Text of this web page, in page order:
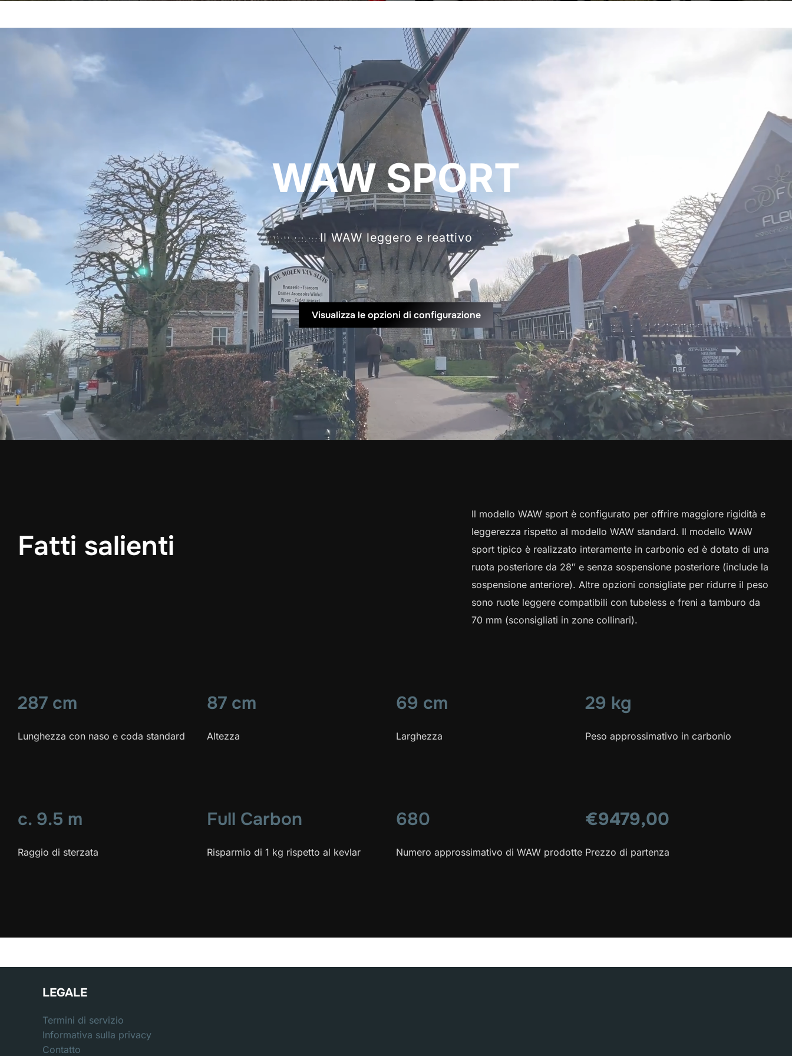
WAW SPORT
Il WAW leggero e reattivo
Visualizza le opzioni di configurazione
Fatti salienti
Il modello WAW sport è configurato per offrire maggiore rigidità e
leggerezza rispetto al modello WAW standard. Il modello WAW
sport tipico è realizzato interamente in carbonio ed è dotato di una
ruota posteriore da 28″ e senza sospensione posteriore (include la
sospensione anteriore). Altre opzioni consigliate per ridurre il peso
sono ruote leggere compatibili con tubeless e freni a tamburo da
70 mm (sconsigliati in zone collinari).
287 cm
Lunghezza con naso e coda standard
87 cm
Altezza
69 cm
Larghezza
29 kg
Peso approssimativo in carbonio
c. 9.5 m
Raggio di sterzata
Full Carbon
Risparmio di 1 kg rispetto al kevlar
680
Numero approssimativo di WAW prodotte
€9479,00
Prezzo di partenza
LEGALE
Termini di servizio
Informativa sulla privacy
Contatto